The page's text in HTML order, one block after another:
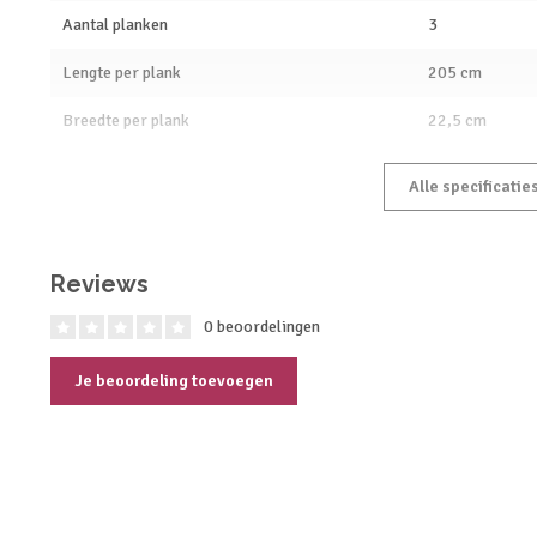
Aantal planken 3
Lengte per plank 205 cm
Breedte per plank 22,5 cm
Alle
Reviews
0 beoordelingen
Je beoordeling toevoegen